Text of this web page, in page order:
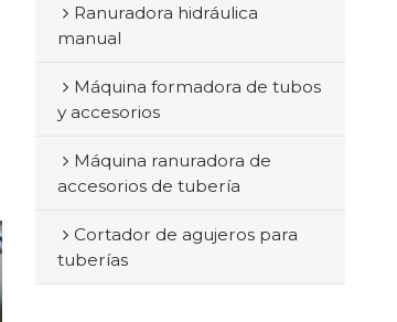
Ranuradora hidráulica
manual
Máquina formadora de tubos
y accesorios
Máquina ranuradora de
accesorios de tubería
Cortador de agujeros para
tuberías